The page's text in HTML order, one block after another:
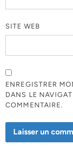
SITE WEB
ENREGISTRER
DANS LE
COMMENTAIRE.